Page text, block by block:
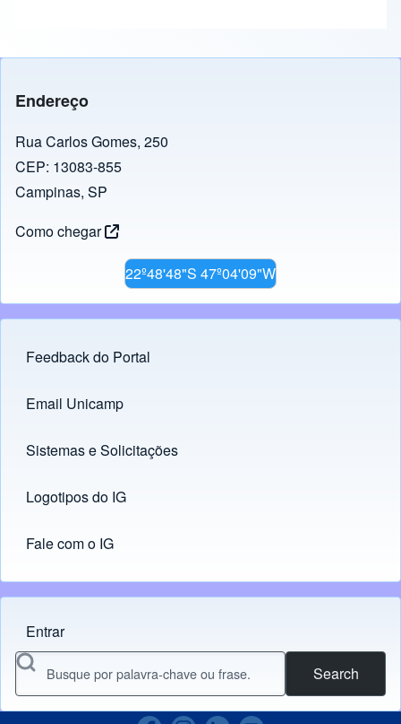
Endereço
Rua Carlos Gomes, 250
CEP: 13083-855
Campinas, SP
Como chegar
22º48'48"S 47º04'09"W
Footer menu
Feedback do Portal
Links
Email Unicamp
(opens in new tab)
Sistemas e Solicitações
(opens in new tab)
Logotipos do IG
(opens in new tab)
Fale com o IG
Menu do usuário
Entrar
Search